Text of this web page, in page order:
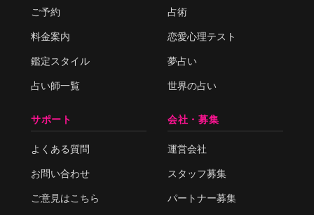
ご予約
料金案内
鑑定スタイル
占い師一覧
占術
恋愛心理テスト
夢占い
世界の占い
サポート
よくある質問
お問い合わせ
ご意見はこちら
会社・募集
運営会社
スタッフ募集
パートナー募集